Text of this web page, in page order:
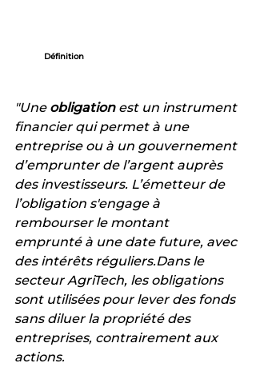
Définition
"Une obligation est un instrument
financier qui permet à une
entreprise ou à un gouvernement
d’emprunter de l’argent auprès
des investisseurs. L’émetteur de
l’obligation s'engage à
rembourser le montant
emprunté à une date future, avec
des intérêts réguliers.Dans le
secteur AgriTech, les obligations
sont utilisées pour lever des fonds
sans diluer la propriété des
entreprises, contrairement aux
actions.